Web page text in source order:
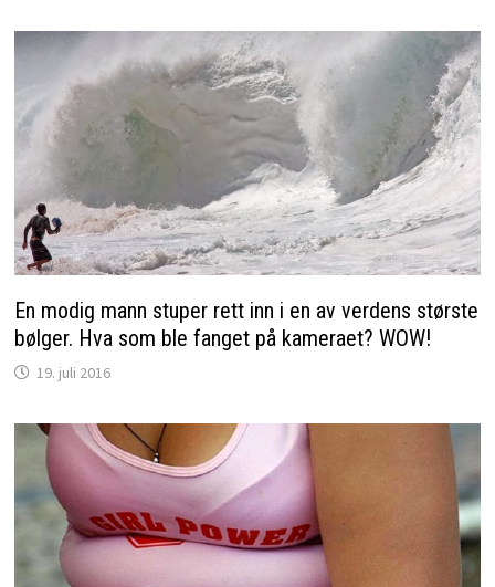
En modig mann stuper rett inn i en av verdens største
bølger. Hva som ble fanget på kameraet? WOW!
19. juli 2016